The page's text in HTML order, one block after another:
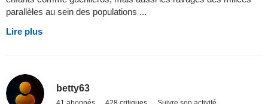
parallèles au sein des populations ...
Lire plus
betty63